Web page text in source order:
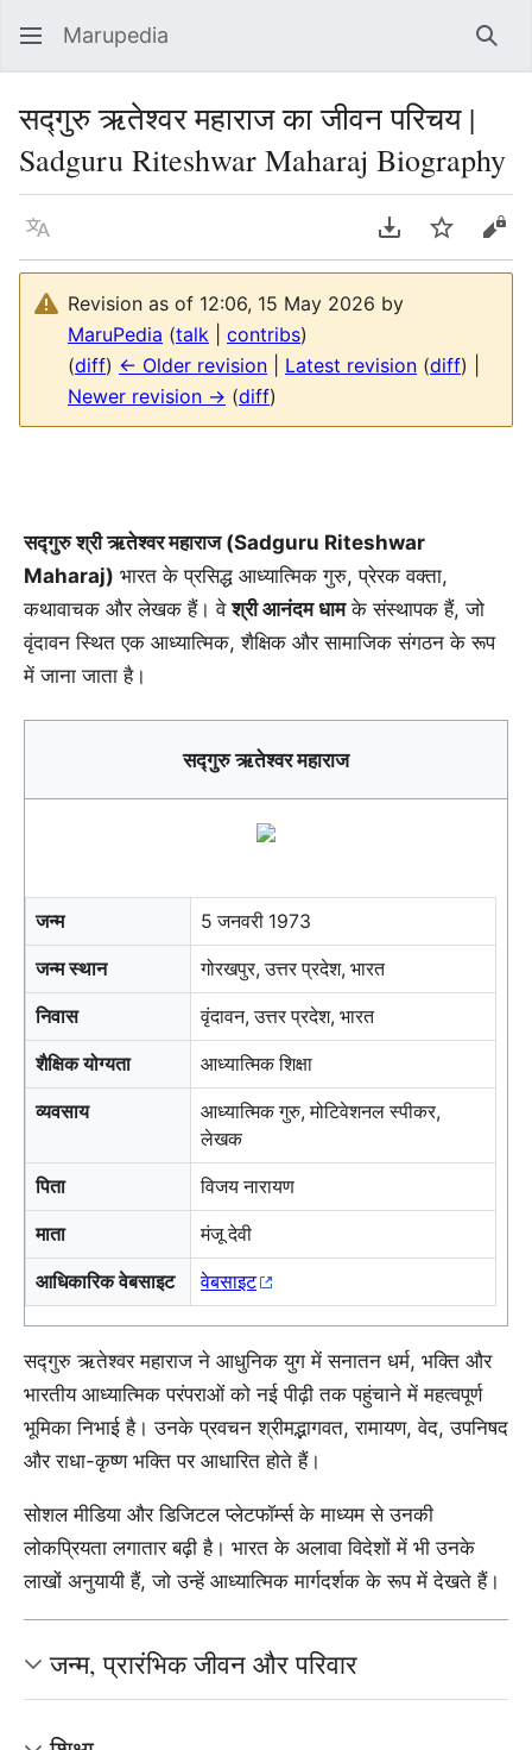
Marupedia
सद्गुरु ऋतेश्वर महाराज का जीवन परिचय |
Sadguru Riteshwar Maharaj Biography
Language Download PDF
Watch
Revision as of 12:06, 15 May 2026 by
MaruPedia (talk contribs)
(diff) ← Older revision Latest revision (diff) |
Newer revision → (diff)
सद्गुरु श्री ऋतेश्वर महाराज (Sadguru Riteshwar
Maharaj) भारत के प्रसिद्ध आध्यात्मिक गुरु, प्रेरक वक्ता,
कथावाचक और लेखक हैं। वेश्री आनंदम धामके संस्थापक हैं, जो
वृंदावन स्थित एक आध्यात्मिक, शैक्षिक और सामाजिक संगठन के रूप
में जाना जाता है।
सद्गुरु ऋतेश्वर महाराज
जन्म 5 जनवरी 1973
जन्म स्थान गोरखपुर, उत्तर प्रदेश, भारत
निवास वृंदावन, उत्तर प्रदेश, भारत
शैक्षिक योग्यता आध्यात्मिक शिक्षा
व्यवसाय
आध्यात्मिक गुरु, मोटिवेशनल स्पीकर,
लेखक
पिता विजय नारायण
माता मंजू देवी
आधिकारिक वेबसाइट वेबसाइट
सद्गुरु ऋतेश्वर महाराज ने आधुनिक युग में सनातन धर्म, भक्ति और
भारतीय आध्यात्मिक परंपराओं को नई पीढ़ी तक पहुंचाने में महत्वपूर्ण
भूमिका निभाई है। उनके प्रवचन श्रीमद्भागवत, रामायण, वेद, उपनिषद
और राधा-कृष्ण भक्ति पर आधारित होते हैं।
सोशल मीडिया और डिजिटल प्लेटफॉर्म्स के माध्यम से उनकी
लोकप्रियता लगातार बढ़ी है। भारत के अलावा विदेशों में भी उनके
लाखों अनुयायी हैं, जो उन्हें आध्यात्मिक मार्गदर्शक के रूप में देखते हैं।
जन्म, प्रारंभिक जीवन और परिवार